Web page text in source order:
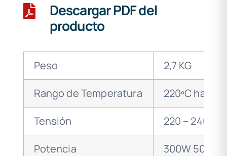
Descargar PDF del
producto
Peso 2,7 KG
Rango de Temperatura 220ºC hasta
Tensión 220 – 240
Potencia 300W 50Hz